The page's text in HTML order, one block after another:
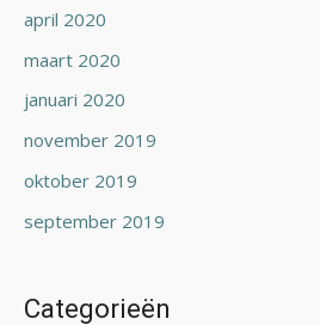
april 2020
maart 2020
januari 2020
november 2019
oktober 2019
september 2019
Categorieën